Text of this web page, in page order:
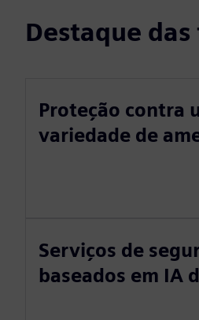
Destaque
Proteção contra
variedade de
Serviços de
baseados em IA